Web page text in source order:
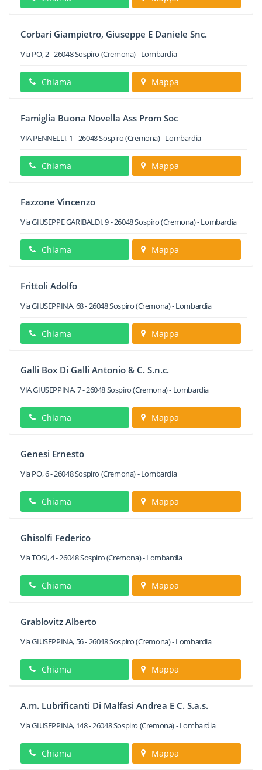
Corbari Giampietro, Giuseppe E Daniele Snc.
Via PO, 2-26048Sospiro (Cremona) -Lombardia
Chiama Mappa
Famiglia Buona Novella Ass Prom Soc
VIA PENNELLI, 1 -26048Sospiro(Cremona) -Lombardia
Chiama Mappa
Fazzone Vincenzo
Via GIUSEPPE GARIBALDI, 9-26048Sospiro(Cremona) -Lombardia
Chiama Mappa
Frittoli Adolfo
Via GIUSEPPINA, 68-26048Sospiro(Cremona) -Lombardia
Chiama Mappa
Galli Box Di Galli Antonio & C. S.n.c.
VIA GIUSEPPINA, 7-26048Sospiro(Cremona) - Lombardia
Chiama Mappa
Genesi Ernesto
Via PO, 6-26048Sospiro (Cremona) -Lombardia
Chiama Mappa
Ghisolfi Federico
Via TOSI, 4-26048Sospiro(Cremona) -Lombardia
Chiama Mappa
Grablovitz Alberto
Via GIUSEPPINA, 56-26048Sospiro(Cremona) -Lombardia
Chiama Mappa
A.m. Lubrificanti Di Malfasi Andrea E C. S.a.s.
Via GIUSEPPINA, 148-26048Sospiro (Cremona) -Lombardia
Chiama Mappa